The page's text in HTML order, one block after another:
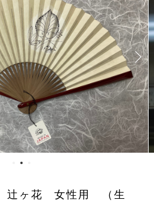
辻ヶ花 女性用 （生